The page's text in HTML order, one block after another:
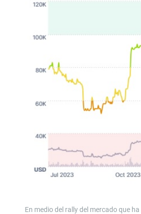
En medio del rally del mercado que